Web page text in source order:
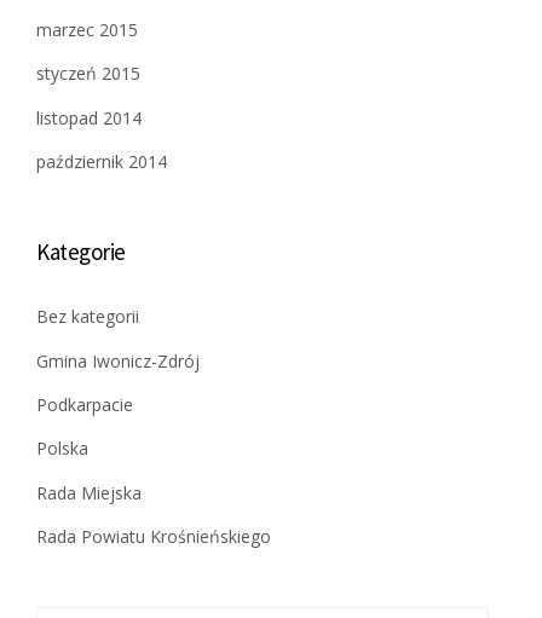
marzec 2015
styczeń 2015
listopad 2014
październik 2014
Kategorie
Bez kategorii
Gmina Iwonicz-Zdrój
Podkarpacie
Polska
Rada Miejska
Rada Powiatu Krośnieńskiego